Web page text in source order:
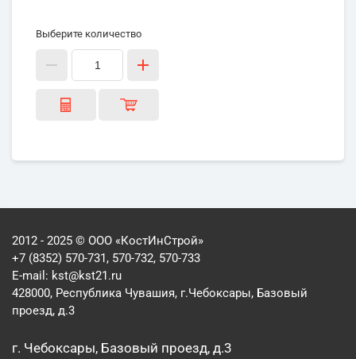
Выберите количество
2012 - 2025 © ООО «КостИнСтрой»
+7 (8352) 570-731, 570-732, 570-733
E-mail: kst@kst21.ru
428000, Республика Чувашия, г.Чебоксары, Базовый
проезд, д.3
г. Чебоксары, Базовый проезд, д.3